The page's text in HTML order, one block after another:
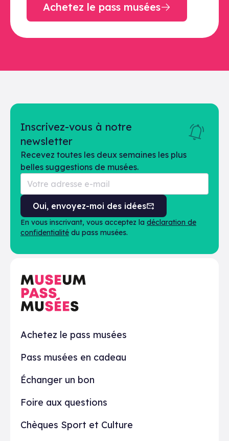
Achetez le pass musées
En pratique
Achetez le pass musées
Pass musées en cadeau
Échanger un bon
Foire aux questions
Chèques Sport et Culture
Inscrivez-vous à notre
newsletter
Recevez toutes les deux semaines les plus
belles suggestions de musées.
Oui, envoyez-moi des idées
En vous inscrivant, vous acceptez la déclaration de
confidentialité du pass musées.